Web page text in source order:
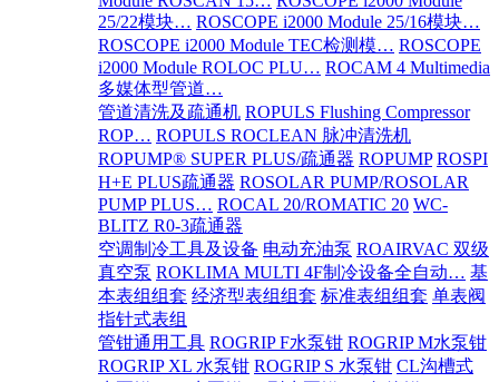
25/22模块… ROSCOPE i2000 Module 25/16模块…
ROSCOPE i2000 Module TEC检测模… ROSCOPE
i2000 Module ROLOC PLU… ROCAM 4 Multimedia
多媒体型管道…
管道清洗及疏通机 ROPULS Flushing Compressor
ROP… ROPULS ROCLEAN 脉冲清洗机
ROPUMP® SUPER PLUS/疏通器 ROPUMP ROSPI
H+E PLUS疏通器 ROSOLAR PUMP/ROSOLAR
PUMP PLUS… ROCAL 20/ROMATIC 20 WC-
BLITZ R0-3疏通器
空调制冷工具及设备 电动充油泵 ROAIRVAC 双级
真空泵 ROKLIMA MULTI 4F制冷设备全自动… 基
本表组组套 经济型表组组套 标准表组组套 单表阀
指针式表组
管钳通用工具 ROGRIP F水泵钳 ROGRIP M水泵钳
ROGRIP XL 水泵钳 ROGRIP S 水泵钳 CL沟槽式